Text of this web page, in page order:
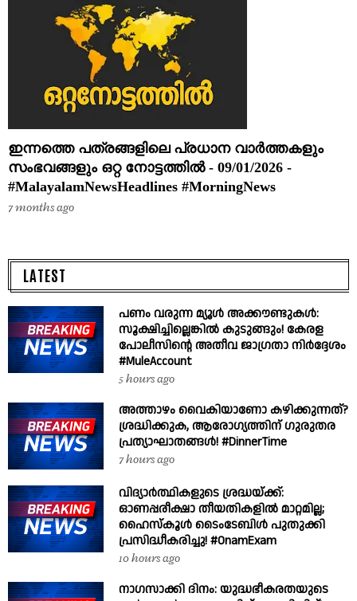
ഇന്നത്തെ പത്രങ്ങളിലെ പ്രധാന വാർത്തകളും
സംഭവങ്ങളും ഒറ്റ നോട്ടത്തിൽ - 09/01/2026 -
#MalayalamNewsHeadlines #MorningNews
7 months ago
LATEST
പണം വരുന്ന മ്യൂൾ അക്കൗണ്ടുകൾ:
സൂക്ഷിച്ചില്ലെങ്കിൽ കുടുങ്ങും! കേരള
പോലീസിന്റെ അതീവ ജാഗ്രതാ നിർദ്ദേശം
#MuleAccount
5 hours ago
അത്താഴം വൈകിയാണോ കഴിക്കുന്നത്?
ശ്രദ്ധിക്കുക, ആരോഗ്യത്തിന് ഗുരുതര
പ്രത്യാഘാതങ്ങൾ! #DinnerTime
7 hours ago
വിദ്യാർത്ഥികളുടെ ശ്രദ്ധയ്ക്ക്:
ഓണപ്പരീക്ഷാ തീയതികളിൽ മാറ്റമില്ല;
ഹൈസ്കൂൾ ടൈംടേബിൾ പുതുക്കി
പ്രസിദ്ധീകരിച്ചു! #OnamExam
10 hours ago
നാഗസാക്കി ദിനം: യുദ്ധഭീകരതയുടെ